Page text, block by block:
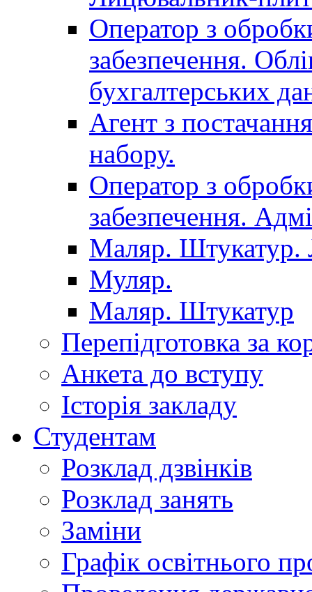
Оператор з
забезпечення.
бухгалтерських
Агент з
набору.
Оператор з
забезпечення.
Маляр. Штукатур.
Муляр.
Маляр. Штукатур
Перепідготовка за
Анкета до вступу
Історія закладу
Студентам
Розклад дзвінків
Розклад занять
Заміни
Графік освітнього